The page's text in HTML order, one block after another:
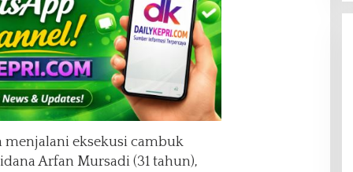
menjalani eksekusi cambuk
Arfan Mursadi (31 tahun),